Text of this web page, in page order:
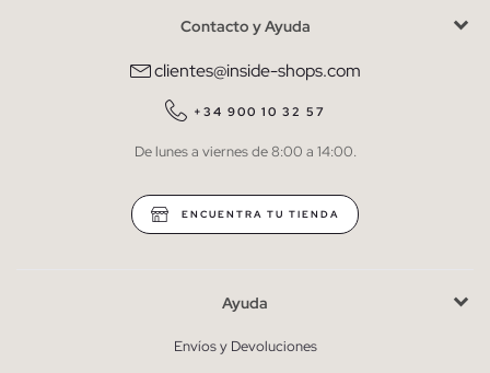
He leído y entiendo lapolítica de privacidad
QUIERO SUSCRIBIRME
* Puedes cancelar la suscripción en cualquier momento.
Contacto y Ayuda
clientes@inside-shops.com
+34 900 10 32 57
De lunes a viernes de 8:00 a 14:00.
ENCUENTRA TU TIENDA
Ayuda
Envíos y Devoluciones